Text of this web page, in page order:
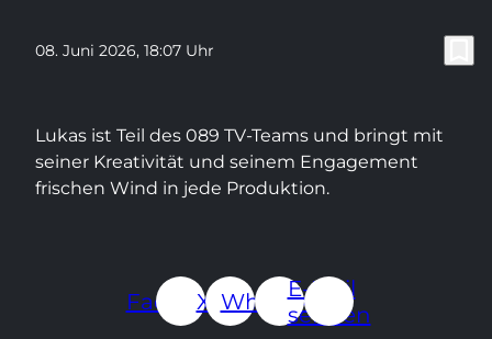
08. Juni 2026, 18:07 Uhr
Lukas ist Teil des 089 TV-Teams und bringt mit
seiner Kreativität und seinem Engagement
frischen Wind in jede Produktion.
Facebook
X.com
WhatsApp
E-Mail
senden